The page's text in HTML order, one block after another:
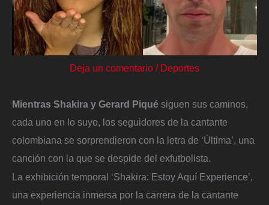
Deja un comentario / Deportes
Mientras Shakira y Gerard Piqué siguen sus caminos,
cada uno en lo suyo, los seguidores de la cantante
colombiana se sorprendieron con la letra de ‘Última’, una
canción con la que se despide del exfutbolista.
La exhibición temporal ‘Shakira: Estoy Aquí Experience’,
una experiencia inmersa por la carrera de la cantante